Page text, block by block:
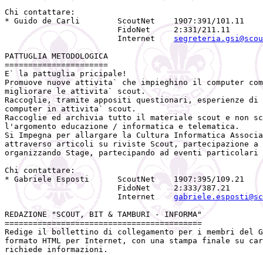
Chi contattare:
* Guido de Carli        ScoutNet    1907:391/101.11
                        FidoNet     2:331/211.11
                        Internet
PATTUGLIA METODOLOGICA
======================
E` la pattuglia pricipale!
Promuove nuove attivita` che impieghino il computer
migliorare le attivita` scout.
Raccoglie, tramite appositi questionari, esperienze di
computer in attivita` scout.
Raccoglie ed archivia tutto il materiale scout e non
l'argomento educazione / informatica e telematica.
Si Impegna per allargare la Cultura Informatica
attraverso articoli su riviste Scout, partecipazione a
organizzando Stage, partecipando ad eventi particolari
Chi contattare:
* Gabriele Esposti      ScoutNet    1907:395/109.21
                        FidoNet     2:333/387.21
                        Internet
REDAZIONE "SCOUT, BIT & TAMBURI - INFORMA"
==========================================
Redige il bollettino di collegamento per i membri del
formato HTML per Internet, con una stampa finale su
richiede informazioni.